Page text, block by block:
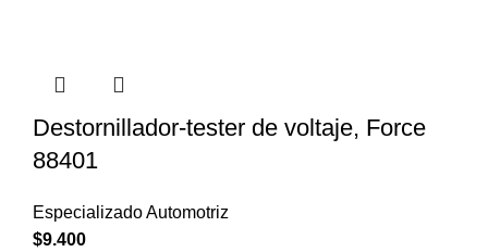
Destornillador-tester de voltaje, Force
88401
Especializado Automotriz
$9.400